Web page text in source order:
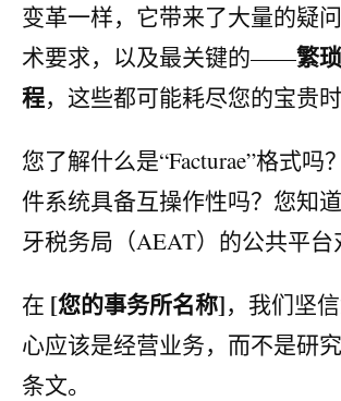
变革一样，它带来了大量的疑
术要求，以及最关键的——繁
程，这些都可能耗尽您的宝贵时
您了解什么是“Facturae”格式吗
件系统具备互操作性吗？您知
牙税务局（AEAT）的公共平台
在 [您的事务所名称]，我们坚
心应该是经营业务，而不是研
条文。